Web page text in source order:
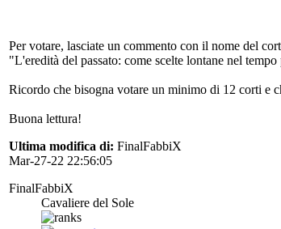
Per votare, lasciate un commento con il nome del
"L'eredità del passato: come scelte lontane nel
Ricordo che bisogna votare un minimo di 12 corti e
Buona lettura!
Ultima modifica di: FinalFabbiX
Mar-27-22 22:56:05
FinalFabbiX
Cavaliere del Sole